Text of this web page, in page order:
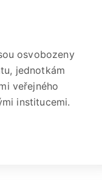
osvobozeny
jednotkám
veřejného
institucemi.